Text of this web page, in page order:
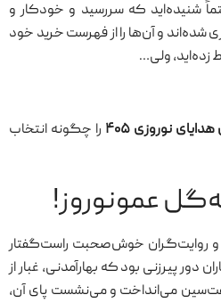
شنیده‌اید که سررسید و خودکار و
شده‌اند و آن‌ها را از فهرست خرید خود
زده‌اید، ولی…
نوروزی ۴۰۵
را چگونه انتخاب
عمونوروز!
و روایت‌گران خوش‌صحبت راست‌گفتار
دور پیرزنی بود که بهارآمدنی، غبار از
می‌انداخت و می‌نشست پای آن،